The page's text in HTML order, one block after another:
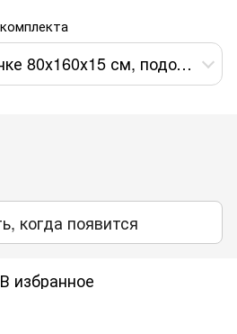
Простынь на резинке 80х160х15 см, пододеяльник 110х140 см, наволочка 40х60 см
когда появится
В избранное